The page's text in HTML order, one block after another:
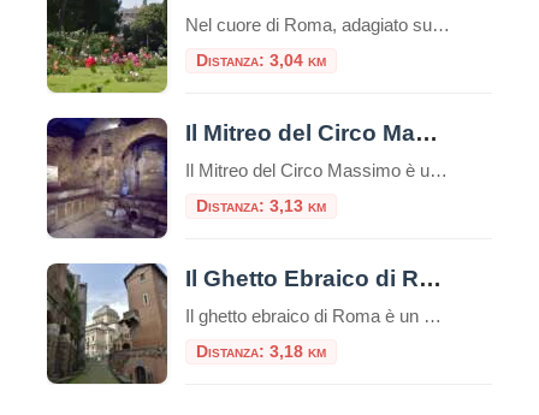
Nel cuore di Roma, adagiato sulle dolci pendici del colle Aventino, si nasconde un gioiello di rara bellezza: il Roseto Comunale. Lontano dal trambusto del centro, questo incantevole giardino offre una vista mozzafiato che spazia dal Circo Massimo ai resti del Palatino, regalando un’esperienza sensoriale unica tra i profumi e i colori di oltre mille […]
Distanza: 3,04 km
Il Mitreo del Circo Massimo
Il Mitreo del Circo Massimo è un sito archeologico situato a Roma, nei pressi del Circo Massimo, che rappresenta un antico santuario dedicato al culto di Mitra.Questo sito è una delle testimonianze più significative dell’antica religione del Mitraismo, una misteriosa religione orientale che si diffuse ampiamente nell’Impero Romano tra il I e il IV secolo […]
Distanza: 3,13 km
Il Ghetto Ebraico di Roma
Il ghetto ebraico di Roma è un piccolo quartiere delimitato dal Tevere da una parte e da Piazza Venezia dall’altra, è una zona ricca di storia e cultura e offre diverse attrazioni e luoghi da visitare e numerosi ristorantini tipici.Questo ghetto è stato uno dei primi ghetti istituiti in Europa e ha avuto un impatto […]
Distanza: 3,18 km